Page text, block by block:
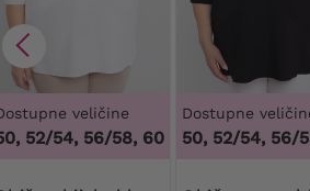
veličine
52/54, 56/58, 60/62 ,48/50, 52/54,
Dostupne
48/50, 52/54, 56/58,